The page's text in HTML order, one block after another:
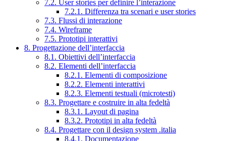
7.2. User stories per definire l’interazione
7.2.1. Differenza tra scenari e user stories
7.3. Flussi di interazione
7.4. Wireframe
7.5. Prototipi interattivi
8. Progettazione dell’interfaccia
8.1. Obiettivi dell’interfaccia
8.2. Elementi dell’interfaccia
8.2.1. Elementi di composizione
8.2.2. Elementi interattivi
8.2.3. Elementi testuali (microtesti)
8.3. Progettare e costruire in alta fedeltà
8.3.1. Layout di pagina
8.3.2. Prototipi in alta fedeltà
8.4. Progettare con il design system .italia
8.4.1. Documentazione